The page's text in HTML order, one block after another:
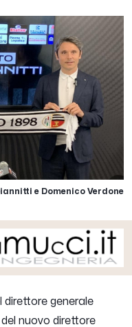
e Domenico Verdone
direttore generale
del nuovo direttore